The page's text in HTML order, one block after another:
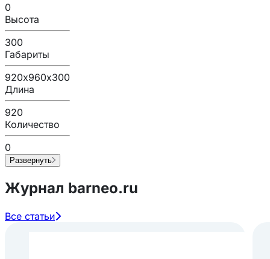
0
Высота
300
Габариты
920х960х300
Длина
920
Количество
0
Развернуть
Журнал barneo.ru
Все статьи